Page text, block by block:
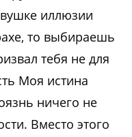
иллюзии
то выбираешь
тебя не для
Моя истина
ничего не
Вместо этого